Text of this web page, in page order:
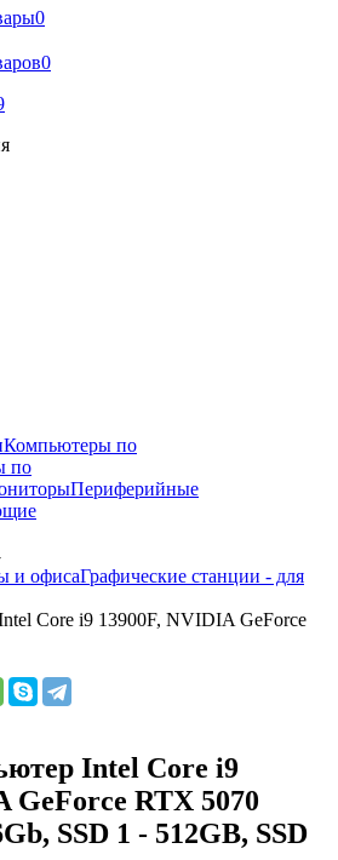
0
0
Компьютеры по
по
Периферийные
и офисаГрафические станции - для
Core i9 13900F, NVIDIA GeForce
Intel Core i9
GeForce RTX 5070
SSD 1 - 512GB, SSD